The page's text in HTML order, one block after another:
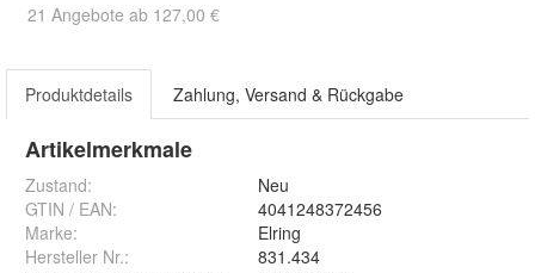
21 Angebote ab 127,00 €
Produktdetails Zahlung, Versand & Rückgabe
Artikelmerkmale
Zustand:
Neu
GTIN / EAN:
4041248372456
Marke:
Elring
Hersteller Nr.:
831.434